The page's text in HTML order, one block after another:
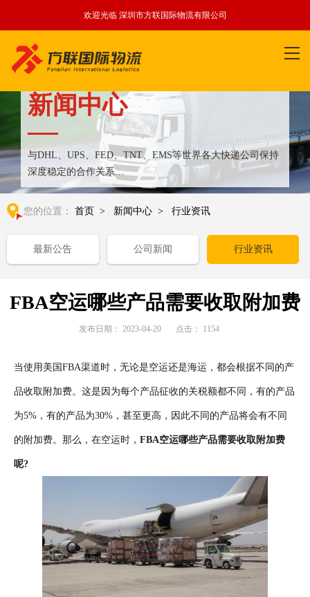
欢迎光临 深圳市方联国际物流有限公司
新闻中心
与DHL、UPS、FED、TNT、EMS等世界各大快递公司保持
深度稳定的合作关系
整合全球优质物流运输资源,满足国内外客户更多个性化需求
您的位置： 首页 > 新闻中心 > 行业资讯
最新公告 公司新闻 行业资讯
FBA空运哪些产品需要收取附加费
发布日期： 2023-04-20 点击： 1154
当使用美国FBA渠道时，无论是空运还是海运，都会根据不同的产
品收取附加费。这是因为每个产品征收的关税额都不同，有的产品
为5%，有的产品为30%，甚至更高，因此不同的产品将会有不同
的附加费。那么，在空运时， FBA空运哪些产品需要收取附加费
呢?